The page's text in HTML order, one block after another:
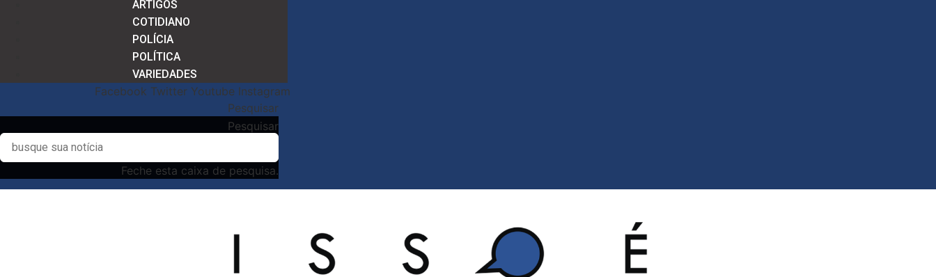
ARTIGOS
COTIDIANO
POLÍCIA
POLÍTICA
VARIEDADES
Facebook Twitter Youtube Instagram
Pesquisar
Pesquisar
Feche esta caixa de pesquisa.